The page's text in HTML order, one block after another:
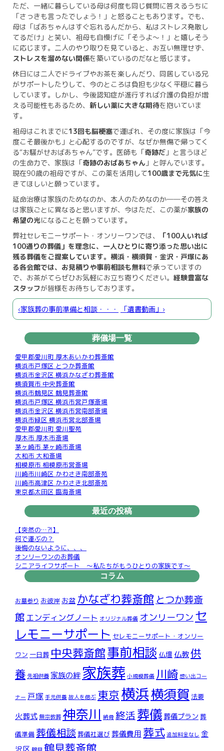
ただ、一緒に暮らしている母は何度も同じ質問に答えるうちに
「さっきも言ったでしょう！」と怒ることもあります。でも、
母は「ばあちゃんはすぐ忘れるんだから、私はストレス発散し
てるだけ」と笑い、祖母も自慢げに「そうよ～！」と嬉しそう
に応じます。二人のやり取りを見ていると、お互い無理せず、
ストレスを溜めない関係を築いているのだなと感じます。
休日には二人でドライブやお茶を楽しんだり、同居している兄
がサポートしたりして、今のところは負担も少なく平穏に暮ら
しています。しかし、今後認知症が進行すれば介護の負担が増
える可能性もあるため、 新しい薬に大きな期待を抱いていま
す。
祖母はこれまでに13回も脳梗塞で運ばれ、その度に家族は「今
度こそ最後かも」と心配するのですが、なぜか無傷で帰ってく
る“お騒がせおばあちゃん”です。医師も「奇跡だ 」と言うほど
の生命力で、家族は「奇跡のおばあちゃん 」と呼んでいます。
現在90歳の祖母ですが、この薬を活用して100歳まで元気に生
きてほしいと願っています。
延命治療は家族のためなのか、本人のためなのか――その答え
は家族ごとに異なると思いますが、今はただ、この薬が家族の
希望の光になることを願っています。
弊社セレモニーサポート・オンリーワンでは、
「100人いれば
100通りの葬儀」を理念に、一人ひとりに寄り添った思い出に
残る葬儀をご提案しています。横浜・横須賀・金沢・戸塚にあ
る各会館では、お見積りや事前相談も無料で承っていますの
で、お茶がてらぜひお気軽にお立ち寄りください。 経験豊富な
スタッフが皆様をお待ちしております。
‹家族葬の事前準備と相談・・・ 「遺書動画」›
葬儀場一覧
愛甲郡愛川町 厚木あいかわ葬斎館
横浜市戸塚区 とつか葬斎館
横浜市金沢区 横浜かなざわ葬斎館
横須賀市 中央葬斎館
横浜市鶴見区 鶴見葬斎館
横浜市戸塚区 横浜市営戸塚斎場
横浜市金沢区 横浜市営南部斎場
横浜市緑区 横浜市営北部斎場
愛甲郡愛川町 愛川聖苑
厚木市 厚木市斎場
茅ヶ崎市 茅ヶ崎市斎場
大和市 大和斎場
相模原市 相模原市営斎場
川崎市川崎区 かわさき南部斎苑
川崎市高津区 かわさき北部斎苑
東京都太田区 臨海斎場
最近の投稿
【突然の…?!】
何で運ぶの？
後悔のないように、、、
オンリーワンのお葬儀
シニアライフサポート ～私たちがもうひとりの家族です～
コラム
お墓参り お彼岸 お盆 かなざわ葬斎館 とつか葬斎
館 エンディングノート オリジナル葬儀 オンリーワン セ
レモニーサポート セレモニーサポート・オンリー
ワン 一日葬 中央葬斎館事前相談 仏壇 仏教供
養 先祖供養 家族の絆 家族葬 小規模葬儀 川崎 想い出コー
ナー 戸塚 手元供養 故人を偲ぶ 東京横浜横須賀 法要
火葬式無宗教葬 神奈川 納骨 終活葬儀 葬儀プラン 葬
儀準備 葬儀相談 葬儀社選び 葬儀費用 葬式 追加料金なし 金
鶴見葬斎館